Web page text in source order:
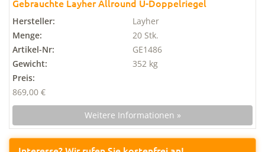
Gebrauchte Layher Allround U-Doppelriegel
Hersteller:
Layher
Menge:
20 Stk.
Artikel-Nr:
GE1486
Gewicht:
352 kg
Preis:
869,00 €
Weitere Informationen »